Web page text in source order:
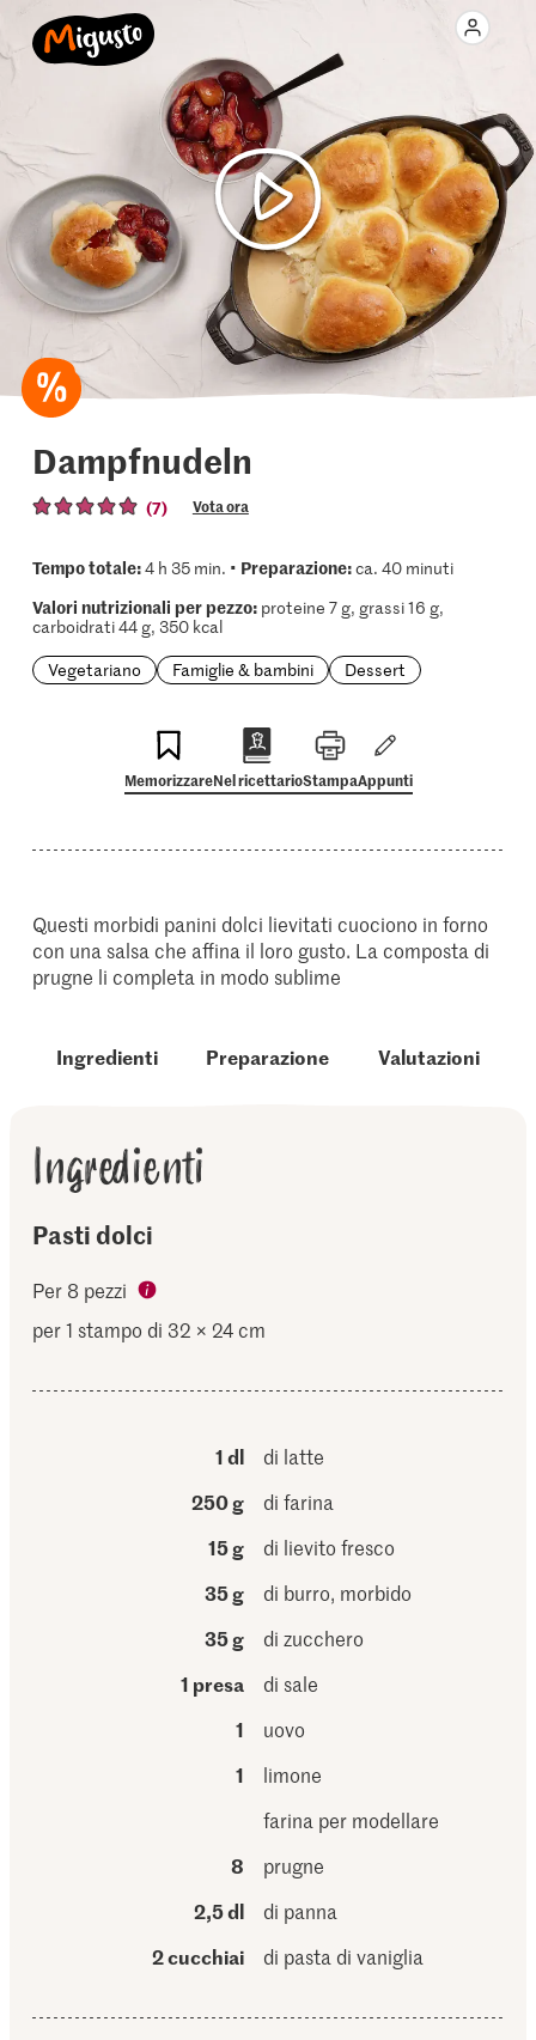
Dampfnudeln
(7) Vota ora
Tempo totale:4 h 35 min. • Preparazione:ca. 40 minuti
Valori nutrizionali per pezzo:proteine 7 g, grassi 16 g,
carboidrati 44 g, 350 kcal
Vegetariano
Famiglie & bambini Dessert
MemorizzareNel ricettarioStampaAppunti
Questi morbidi panini dolci lievitati cuociono in forno
con una salsa che affina il loro gusto. La composta di
prugne li completa in modo sublime
Ingredienti Preparazione Valutazioni
Ingredienti
Pasti dolci
Per 8 pezzi
per 1 stampo di 32 × 24 cm
1 dl
di latte
250 g
di farina
15 g
di lievito fresco
35 g
di burro, morbido
35 g
di zucchero
1 presa
di sale
1
uovo
1
limone
farina per modellare
8
prugne
2,5 dl
di panna
2 cucchiai
di pasta di vaniglia